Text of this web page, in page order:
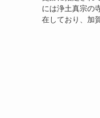
には浄土真宗の
在しており、加